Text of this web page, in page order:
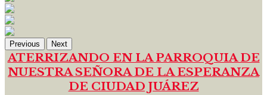
Previous Next
ATERRIZANDO EN LA PARROQUIA DE
NUESTRA SEÑORA DE LA ESPERANZA
DE CIUDAD JUÁREZ